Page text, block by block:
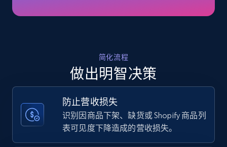
35.2K+ 5.7K+ 立即开始
Amazon products - find products by using
upc numbers
price, Currency, Availability, Reviews count, and
more.
35.2K+ 5.7K+ 立即开始
简化流程
做出明智决策
防止营收损失
识别因商品下架、缺货或 Shopify 商品列
表可见度下降造成的营收损失。